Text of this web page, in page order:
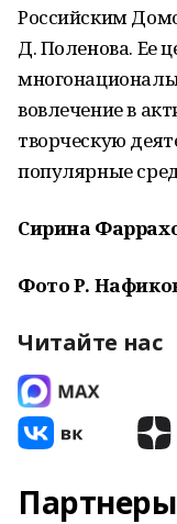
Российским
Д. Поленова. Ее
вовлечение в
творческую
популярные
Сирина
Фото Р.
Читайте нас
Партнеры